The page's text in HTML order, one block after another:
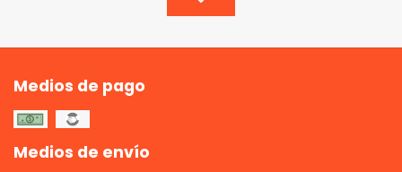
Medios de pago
Medios de envío